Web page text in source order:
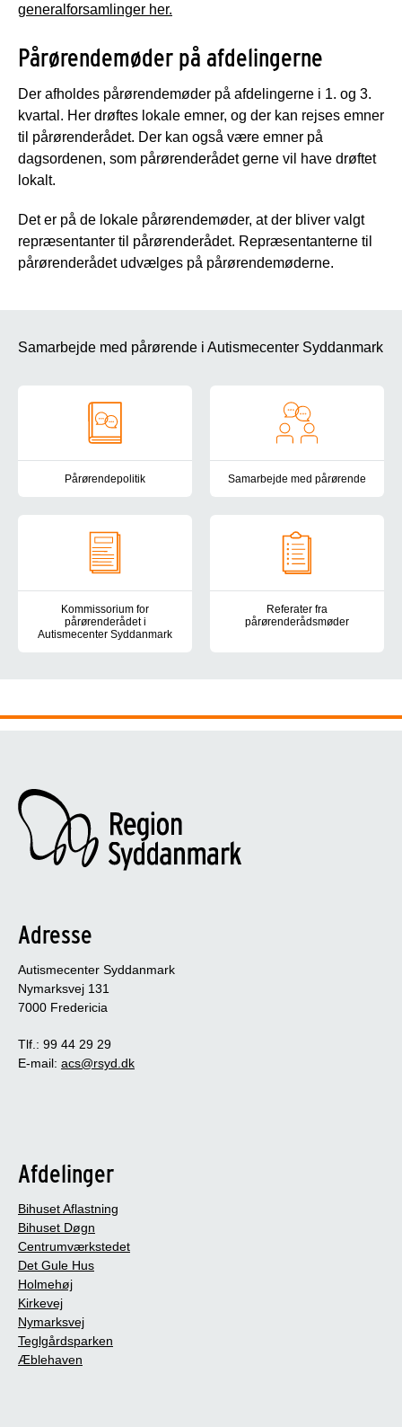
generalforsamlinger her.
Pårørendemøder på afdelingerne
Der afholdes pårørendemøder på afdelingerne i 1. og 3.
kvartal. Her drøftes lokale emner, og der kan rejses emner
til pårørenderådet. Der kan også være emner på
dagsordenen, som pårørenderådet gerne vil have drøftet
lokalt.
Det er på de lokale pårørendemøder, at der bliver valgt
repræsentanter til pårørenderådet. Repræsentanterne til
pårørenderådet udvælges på pårørendemøderne.
Samarbejde med pårørende i Autismecenter Syddanmark
Pårørendepolitik Samarbejde med pårørende
Kommissorium for
pårørenderådet i
Autismecenter Syddanmark
Referater fra
pårørenderådsmøder
Adresse
Autismecenter Syddanmark
Nymarksvej 131
7000 Fredericia
Tlf.: 99 44 29 29
E-mail: acs@rsyd.dk
Afdelinger
Bihuset Aflastning
Bihuset Døgn
Centrumværkstedet
Det Gule Hus
Holmehøj
Kirkevej
Nymarksvej
Teglgårdsparken
Æblehaven